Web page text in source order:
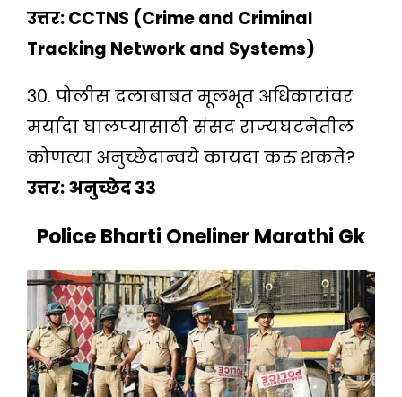
उत्तर: CCTNS (Crime and Criminal
Tracking Network and Systems)
30. पोलीस दलाबाबत मूलभूत अधिकारांवर
मर्यादा घालण्यासाठी संसद राज्यघटनेतील
कोणत्या अनुच्छेदान्वये कायदा करु शकते?
उत्तर: अनुच्छेद 33
Police Bharti Oneliner Marathi Gk